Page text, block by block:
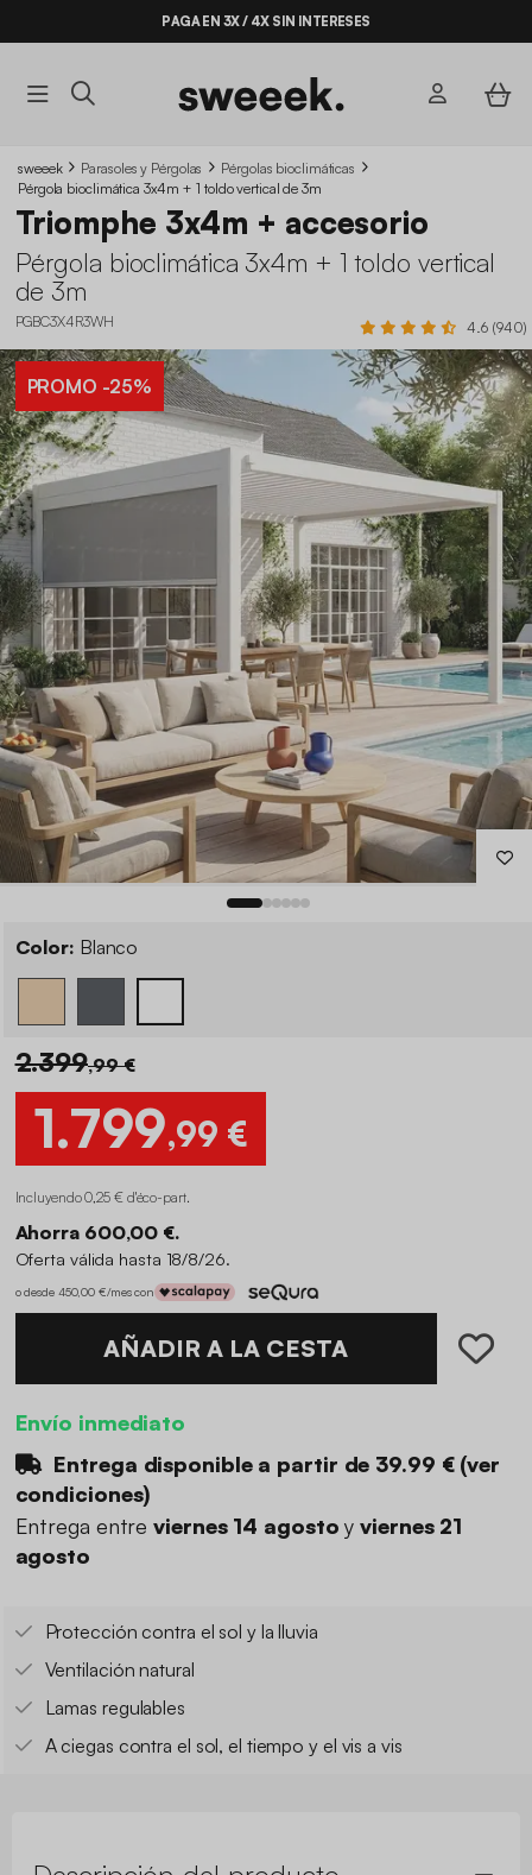
PAGA EN 3X / 4X SIN INTERESES
sweeek Parasoles y Pérgolas
Pérgolas bioclimáticas
Pérgola bioclimática 3x4m + 1 toldo vertical de 3m
Triomphe 3x4m + accesorio
Pérgola bioclimática 3x4m + 1 toldo vertical
de 3m
PGBC3X4R3WH 4.6 (940)
PROMO -25%
Color: Blanco
2.399,99 €
1.799,99 €
Incluyendo 0,25 € d'éco-part.
Ahorra 600,00 €.
Oferta válida hasta 18/8/26.
o desde 450,00 €/mes con
AÑADIR A LA CESTA
Envío inmediato
Entrega disponible a partir de 39.99 €(ver
condiciones)
Entrega entreviernes 14 agostoyviernes 21
agosto
Protección contra el sol y la lluvia
Ventilación natural
Lamas regulables
A ciegas contra el sol, el tiempo y el vis a vis